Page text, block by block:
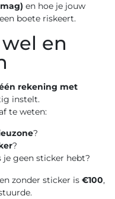
en hoe je jouw
boete riskeert.
en
rekening met
instelt.
te weten:
?
?
geen sticker hebt?
zonder sticker is €100,